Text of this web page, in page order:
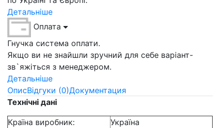
Детальніше
Оплата
Гнучка система оплати.
Якщо ви не знайшли зручний для себе варіант-
зв`яжіться з менеджером.
Детальніше
ОписВідгуки (0)Документация
Технічні дані
Країна виробник: Україна